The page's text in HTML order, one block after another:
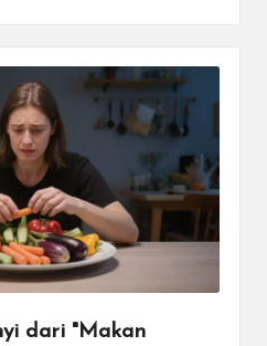
dari "Makan